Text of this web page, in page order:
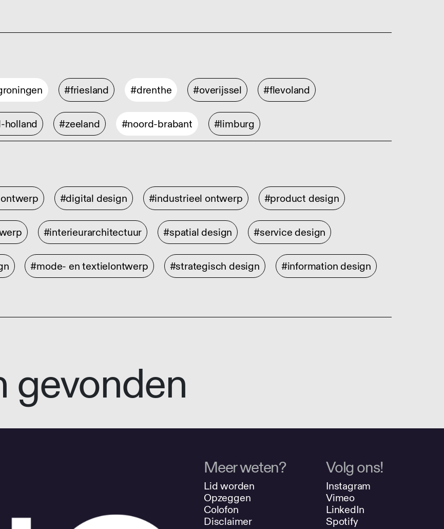
#friesland #drenthe #overijssel #flevoland
holland #zeeland #noord-brabant #limburg
#digital design #industrieel ontwerp #product design
#interieurarchitectuur #spatial design #service design
#mode- en textielontwerp #strategisch design #information design
gevonden
Meer weten?
Lid worden
Opzeggen
Colofon
Disclaimer
Volg ons!
Instagram
Vimeo
LinkedIn
Spotify